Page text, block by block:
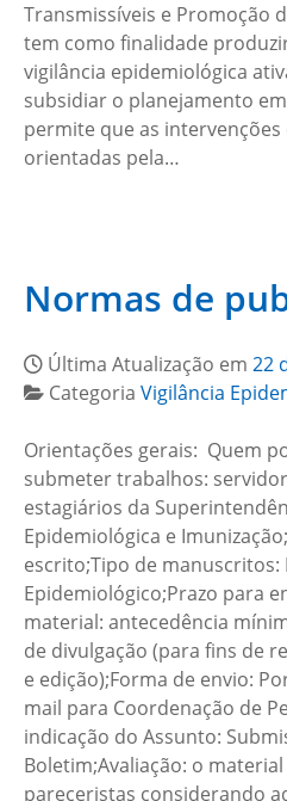
Transmissíveis e Promoção
tem como finalidade
vigilância epidemiológica
subsidiar o planejamento
permite que as intervenções
orientadas pela…
Normas de
Última Atualização em 22
Categoria Vigilância
Orientações gerais: Quem
submeter trabalhos:
estagiários da
Epidemiológica e
escrito;Tipo de manuscritos:
Epidemiológico;Prazo para
material: antecedência
de divulgação (para fins de
e edição);Forma de envio:
mail para Coordenação de
indicação do Assunto:
Boletim;Avaliação: o
pareceristas considerando